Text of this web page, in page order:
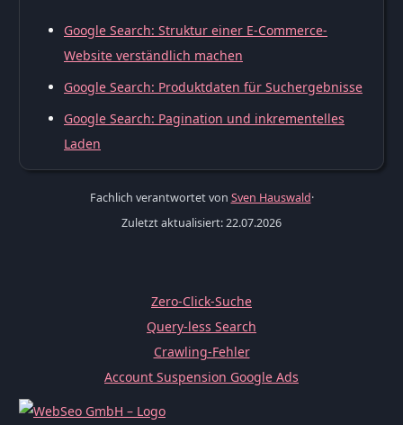
Google Search: Struktur einer E-Commerce-
Website verständlich machen
Google Search: Produktdaten für Suchergebnisse
Google Search: Pagination und inkrementelles
Laden
Fachlich verantwortet von Sven Hauswald·
Zuletzt aktualisiert: 22.07.2026
Zero-Click-Suche
Query-less Search
Crawling-Fehler
Account Suspension Google Ads